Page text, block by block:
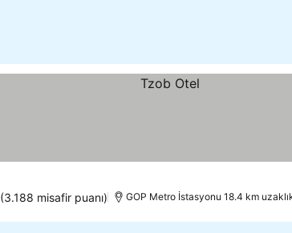
(3.188 misafir puanı) GOP Metro İstasyonu 18.4 km